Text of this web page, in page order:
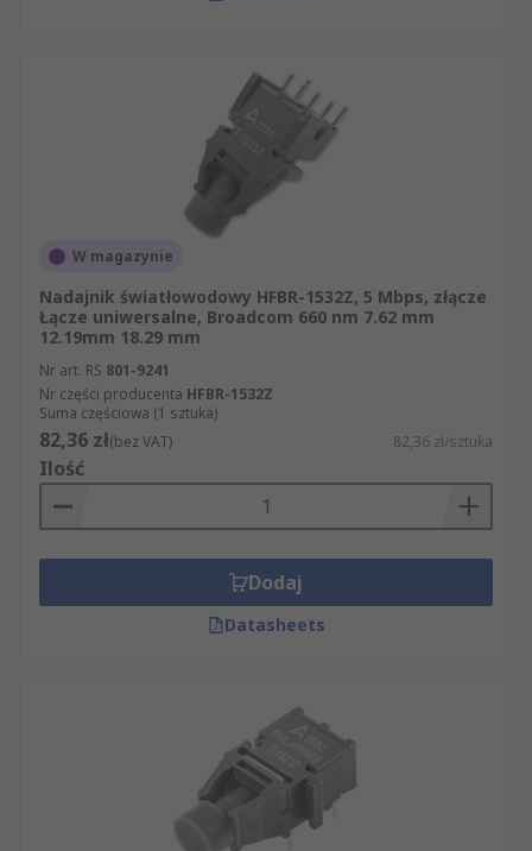
W magazynie
Nadajnik światłowodowy HFBR-1532Z, 5 Mbps, złącze
Łącze uniwersalne, Broadcom 660 nm 7.62 mm
12.19mm 18.29 mm
Nr art. RS 801-9241
Nr części producenta HFBR-1532Z
Suma częściowa (1 sztuka)
82,36 zł(bez VAT) 82,36 zł/sztuka
Ilość
Dodaj
Datasheets